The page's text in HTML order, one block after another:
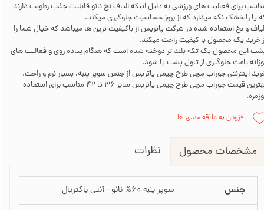
برای فعالیت های ورزشی به دلیل اینکه الیاف نخ نانو قابلیت جذب رطوبت دارند
پا را خشک نگه میدارد که از بروز حساسیت جلوگیری میکند.
و نخ استفاده شده در شرکت پاتریس از باکیفیت ترین ها میباشد که خیال شما را
خرید یک محصول با کیفیت راحت میکند.
این محصول یک تکه بلند تر دوخته شده است که هنگام پیاده روی و فعالیت های
باعث جلوگیری از تاول پشت پا شود.
اینترنتی جوراب مچی طرح چیمی پاتریس از جنس سوپر پنبه، بسیار نرم و راحت.
بهترین قیمت جوراب مچی طرح چیمی پاتریس سایز 36 تا 42 مناسب برای استفاده
افزودن به علاقه مندی ها
مشخصات محصول نظرات
جنس سوپر پنبه 60% نانو - آنتی باکتریال